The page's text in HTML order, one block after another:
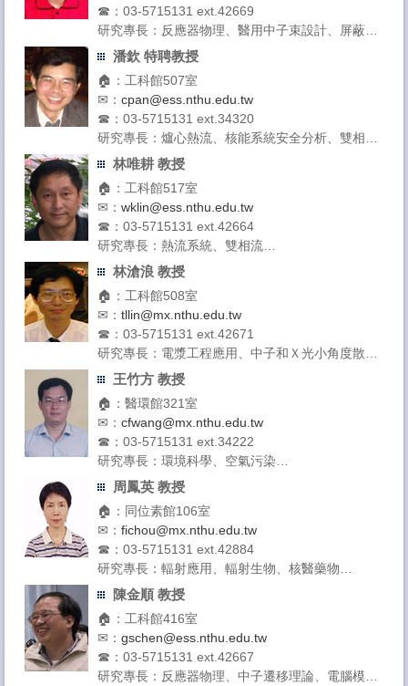
☎：03-5715131 ext.42669
研究專長：反應器物理、醫用中子束設計、屏蔽分
析、中子截面處理、中子遷移理論
算與醫學物理 反應器物理
潘欽 特聘教授
🏠：工科館507室
✉：cpan@ess.nthu.edu.tw
☎：03-5715131 ext.34320
研究專長：爐心熱流、核能系統安全分析、雙相
流、核能產氫
學、儀器與量測、微系統工程原理
林唯耕 教授
🏠：工科館517室
✉：wklin@ess.nthu.edu.tw
☎：03-5715131 ext.42664
研究專長：熱流系統、雙相流
授課領域：電子構裝冷卻、熱力學、熱流學實驗
林滄浪 教授
🏠：工科館508室
✉：tllin@mx.nthu.edu.tw
☎：03-5715131 ext.42671
研究專長：電漿工程應用、中子和Ｘ光小角度散
射、同步輻射X光應用 、軟物質科學
小角度散射
王竹方 教授
🏠：醫環館321室
✉：cfwang@mx.nthu.edu.tw
☎：03-5715131 ext.34222
研究專長：環境科學、空氣污染
授課領域：廢棄物與處理、環境影響評估、環境奈
周鳳英 教授
🏠：同位素館106室
✉：fichou@mx.nthu.edu.tw
☎：03-5715131 ext.42884
研究專長：輻射應用、輻射生物、核醫藥物
授課領域：輻射生物學、核醫生物導論、核醫藥物
陳金順 教授
🏠：工科館416室
✉：gschen@ess.nthu.edu.tw
☎：03-5715131 ext.42667
研究專長：反應器物理、中子遷移理論、電腦模擬